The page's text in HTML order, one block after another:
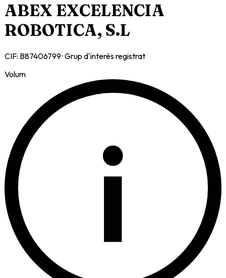
ABEX EXCELENCIA
ROBOTICA, S.L
CIF: B87406799· Grup d'interès registrat
Volum
i